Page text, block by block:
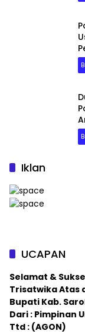
Iklan
UCAPAN
Selamat &
Trisatwika Atas
Bupati Kab.
Dari : Pimpinan
Ttd : (AGON)